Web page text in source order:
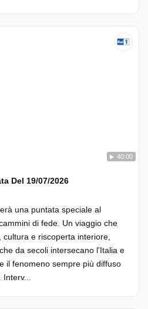
40:00
Del 19/07/2026
una puntata speciale al
di fede. Un viaggio che
e riscoperta interiore,
da secoli intersecano l'Italia e
il fenomeno sempre più diffuso